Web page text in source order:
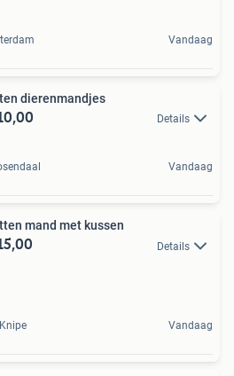
Vandaag
dierenmandjes
Details
Vandaag
mand met kussen
Details
Vandaag